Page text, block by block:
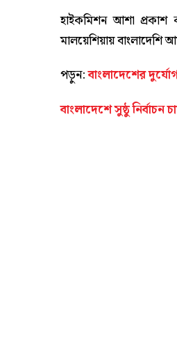
হাইকমিশন আশা প্রকাশ
মালয়েশিয়ায় বাংলাদেশি
পড়ুন:বাংলাদেশের
বাংলাদেশে সুষ্ঠু নির্বাচন